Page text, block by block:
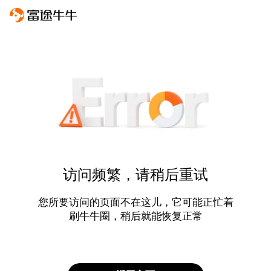
访问频繁，请稍后重试
您所要访问的页面不在这儿，它可能正忙着
刷牛牛圈，稍后就能恢复正常